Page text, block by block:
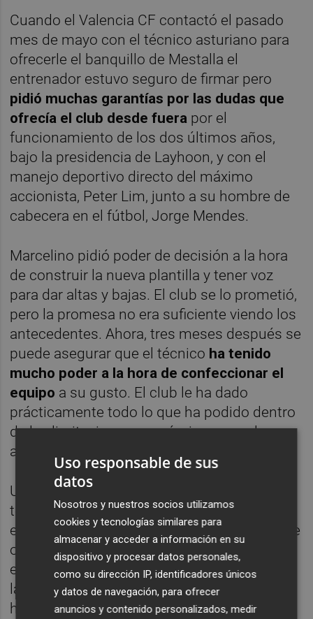
Cuando el Valencia CF contactó el pasado
mes de mayo con el técnico asturiano para
ofrecerle el banquillo de Mestalla el
entrenador estuvo seguro de firmar pero
pidió muchas garantías por las dudas que
ofrecía el club desde fuera por el
funcionamiento de los dos últimos años,
bajo la presidencia de Layhoon, y con el
manejo deportivo directo del máximo
accionista, Peter Lim, junto a su hombre de
cabecera en el fútbol, Jorge Mendes.
Marcelino pidió poder de decisión a la hora
de construir la nueva plantilla y tener voz
para dar altas y bajas. El club se lo prometió,
pero la promesa no era suficiente viendo los
antecedentes. Ahora, tres meses después se
puede asegurar que el técnico ha tenido
mucho poder a la hora de confeccionar el
equipo a su gusto. El club le ha dado
prácticamente todo lo que ha podido dentro
de las limitaciones económicas que el
asturiano ya conocía que habrían.
Una vez cerrado el mercado de fichajes el
técnico se muestra muy satisfecho con el
equipo que tiene y con las alternativas que le
ofrece su nueva plantilla. Como buen
entrenador, le gustaría haber reforzado más
la banda izquierda y la delantera, incluso
haber fichado otro centrocampista de perfil
Uso responsable de sus
datos
Nosotros y nuestros socios utilizamos
cookies y tecnologías similares para
almacenar y acceder a información en su
dispositivo y procesar datos personales,
como su dirección IP, identificadores únicos
y datos de navegación, para ofrecer
anuncios y contenido personalizados, medir